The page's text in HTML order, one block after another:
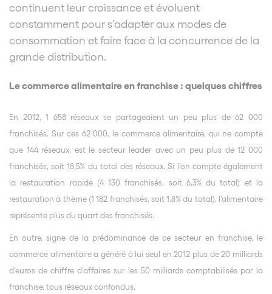
continuent leur croissance et évoluent
constamment pour s’adapter aux modes de
consommation et faire face à la concurrence de la
grande distribution.
Le commerce alimentaire en franchise : quelques chiffres
En 2012, 1 658 réseaux se partageaient un peu plus de 62 000
franchisés. Sur ces 62 000, le commerce alimentaire, qui ne compte
que 144 réseaux, est le secteur leader avec un peu plus de 12 000
franchisés, soit 18,5% du total des réseaux. Si l’on compte également
la restauration rapide (4 130 franchisés, soit 6,3% du total) et la
restauration à thème (1 182 franchisés, soit 1,8% du total), l’alimentaire
représente plus du quart des franchisés.
En outre, signe de la prédominance de ce secteur en franchise, le
commerce alimentaire a généré à lui seul en 2012 plus de 20 milliards
d’euros de chiffre d’affaires sur les 50 milliards comptabilisés par la
franchise, tous réseaux confondus.